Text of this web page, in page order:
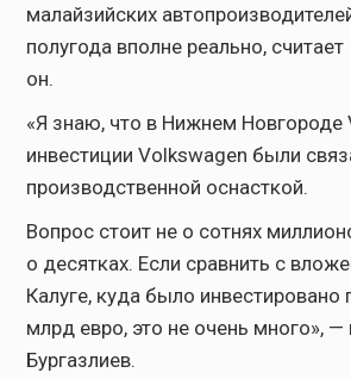
малайзийских
полугода вполне реально, считает
он.
«Я знаю, что в Нижнем Новгороде
инвестиции Volkswagen были
производственной оснасткой.
Вопрос стоит не о сотнях
о десятках. Если сравнить с
Калуге, куда было инвестировано
млрд евро, это не очень много»,
Бургазлиев.